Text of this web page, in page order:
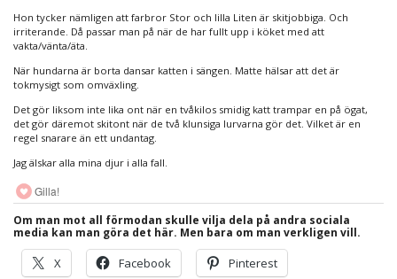
Hon tycker nämligen att farbror Stor och lilla Liten är skitjobbiga. Och
irriterande. Då passar man på när de har fullt upp i köket med att
vakta/vänta/äta.
När hundarna är borta dansar katten i sängen. Matte hälsar att det är
tokmysigt som omväxling.
Det gör liksom inte lika ont när en tvåkilos smidig katt trampar en på ögat,
det gör däremot skitont när de två klunsiga lurvarna gör det. Vilket är en
regel snarare än ett undantag.
Jag älskar alla mina djur i alla fall.
Gilla!
Om man mot all förmodan skulle vilja dela på andra sociala
media kan man göra det här. Men bara om man verkligen vill.
X Facebook Pinterest